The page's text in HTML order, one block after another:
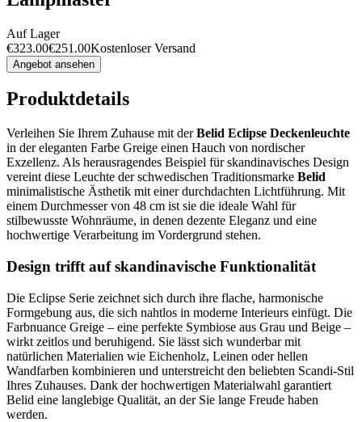
Auf Lager
€323.00€251.00Kostenloser Versand
Angebot ansehen
Produktdetails
Verleihen Sie Ihrem Zuhause mit derBelid Eclipse Deckenleuchte
in der eleganten Farbe Greige einen Hauch von nordischer
Exzellenz. Als herausragendes Beispiel für skandinavisches Design
vereint diese Leuchte der schwedischen Traditionsmarke Belid
minimalistische Ästhetik mit einer durchdachten Lichtführung. Mit
einem Durchmesser von 48 cm ist sie die ideale Wahl für
stilbewusste Wohnräume, in denen dezente Eleganz und eine
hochwertige Verarbeitung im Vordergrund stehen.
Design trifft auf skandinavische Funktionalität
Die Eclipse Serie zeichnet sich durch ihre flache, harmonische
Formgebung aus, die sich nahtlos in moderne Interieurs einfügt. Die
Farbnuance Greige – eine perfekte Symbiose aus Grau und Beige –
wirkt zeitlos und beruhigend. Sie lässt sich wunderbar mit
natürlichen Materialien wie Eichenholz, Leinen oder hellen
Wandfarben kombinieren und unterstreicht den beliebten Scandi-Stil
Ihres Zuhauses. Dank der hochwertigen Materialwahl garantiert
Belid eine langlebige Qualität, an der Sie lange Freude haben
werden.